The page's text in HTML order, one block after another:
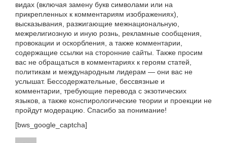
видах (включая замену букв символами или на
прикрепленных к комментариям изображениях),
высказывания, разжигающие межнациональную,
межрелигиозную и иную рознь, рекламные сообщения,
провокации и оскорбления, а также комментарии,
содержащие ссылки на сторонние сайты. Также просим
вас не обращаться в комментариях к героям статей,
политикам и международным лидерам — они вас не
услышат. Бессодержательные, бессвязные и
комментарии, требующие перевода с экзотических
языков, а также конспирологические теории и проекции не
пройдут модерацию. Спасибо за понимание!
[bws_google_captcha]